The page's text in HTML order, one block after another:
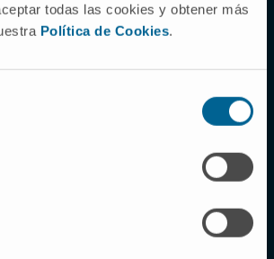
todas las cookies y obtener más
Política de Cookies.
todo o arsenal
terapêutico para a
, baseada na
equipa de profissionais com
no seu tratamento e
suas necessidades, apoiada por